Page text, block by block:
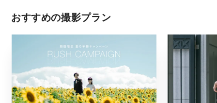
おすすめの撮影プラン